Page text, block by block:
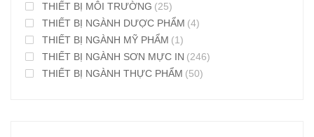
THIẾT BỊ MÔI TRƯỜNG (25)
THIẾT BỊ NGÀNH DƯỢC PHẨM (4)
THIẾT BỊ NGÀNH MỸ PHẨM (1)
THIẾT BỊ NGÀNH SƠN MỰC IN (246)
THIẾT BỊ NGÀNH THỰC PHẨM (50)